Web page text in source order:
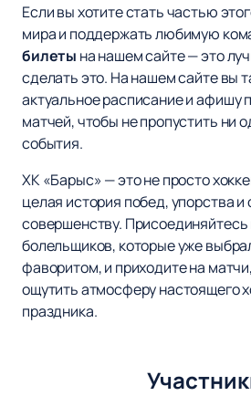
Если вы хотите стать частью
мира и поддержать любимую
билеты на нашем сайте — это
сделать это. На нашем сайте вы
актуальное расписание и афишу
матчей, чтобы не пропустить ни
события.
ХК «Барыс» — это не просто
целая история побед, упорства и
совершенству.
болельщиков, которые уже
фаворитом, и приходите на
ощутить атмосферу настоящего
праздника.